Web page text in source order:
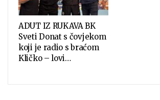
ADUT IZ RUKAVA BK
Sveti Donat s čovjekom
koji je radio s braćom
Kličko – lovi…